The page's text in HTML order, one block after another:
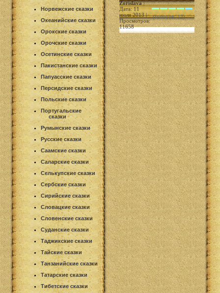
Норвежские сказки
Океанийские сказки
Орокские сказки
Орочские сказки
Осетинские сказки
Пакистанские сказки
Папуасские сказки
Персидские сказки
Польские сказки
Португальские
сказки
Румынские сказки
Русские сказки
Саамские сказки
Саларские сказки
Селькупские сказки
Сербские сказки
Сирийские сказки
Словацкие сказки
Словенские сказки
Суданские сказки
Таджикские сказки
Тайские сказки
Танзанийские сказки
Татарские сказки
Тибетские сказки
Zorislava|
Дата: 11
июля 2013 |
Просмотров:
11658
(голосов: 12)